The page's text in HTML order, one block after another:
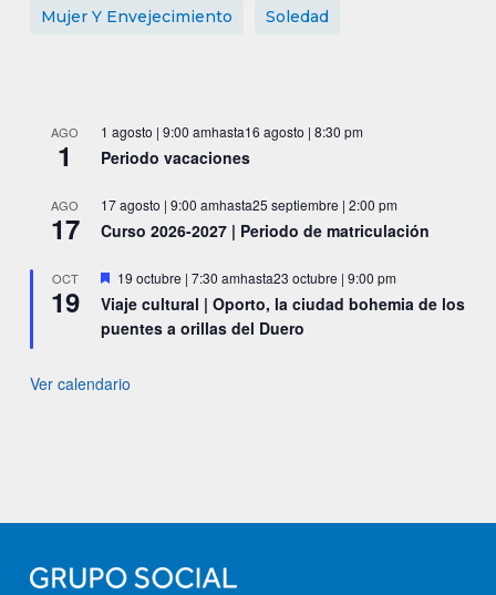
Mujer Y Envejecimiento Soledad
AGO
1
1 agosto | 9:00 amhasta16 agosto | 8:30 pm
Periodo vacaciones
AGO
17
17 agosto | 9:00 amhasta25 septiembre | 2:00 pm
Curso 2026-2027 | Periodo de matriculación
OCT
19
Destacado
19 octubre | 7:30 amhasta23 octubre | 9:00 pm
Viaje cultural | Oporto, la ciudad bohemia de los
puentes a orillas del Duero
Ver calendario